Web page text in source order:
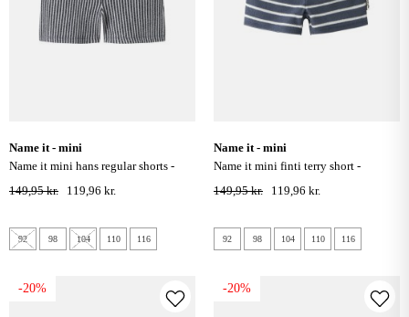
name it - mini
name it mini hans regular shorts -
salute
149,95 kr. 119,96 kr.
92 98 104 110 116
name it - mini
name it mini finti terry short -
vintage indigo
149,95 kr. 119,96 kr.
92 98 104 110 116
-20% -20%